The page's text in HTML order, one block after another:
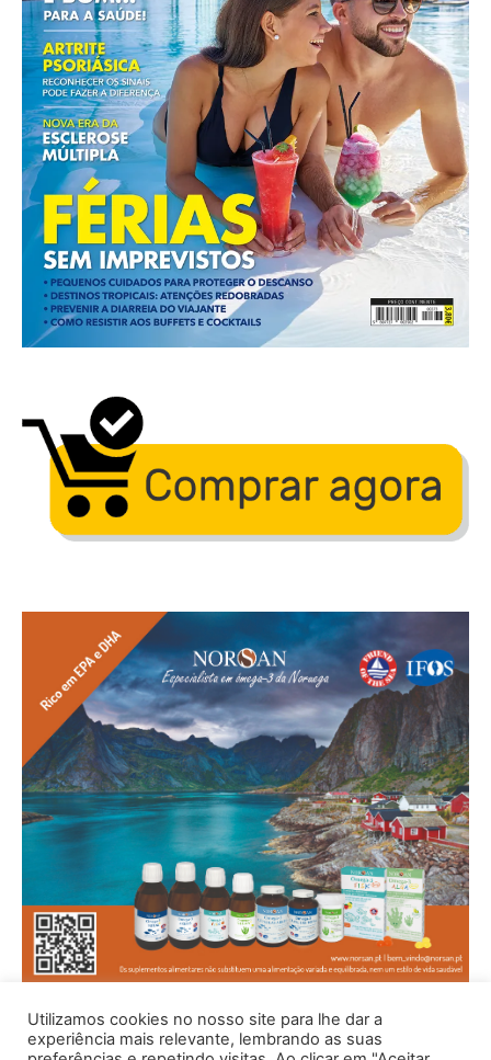
Utilizamos cookies no nosso site para lhe dar a
experiência mais relevante, lembrando as suas